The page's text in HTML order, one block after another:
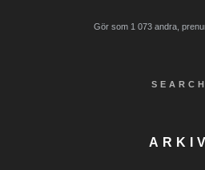
Gör som 1 073 andra,
SEARCH
ARKIV